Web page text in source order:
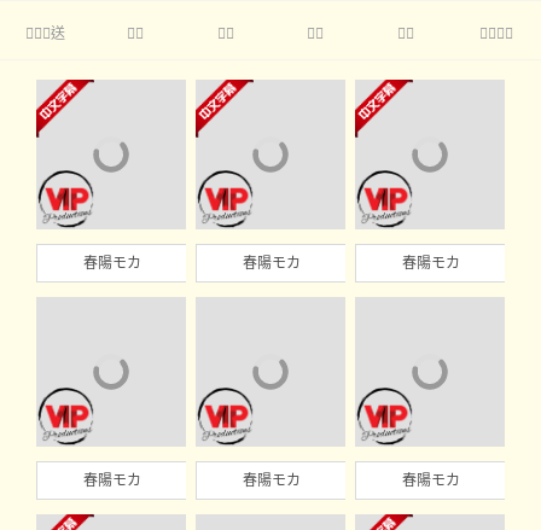
送     
春陽モカ 春陽モカ 春陽モカ
春陽モカ 春陽モカ 春陽モカ